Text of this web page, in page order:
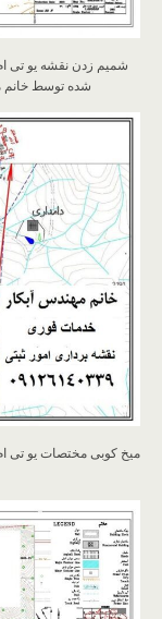
شمیم زدن نقشه یو تی ام
شده توسط خانم
میخ کوبی مختصات یو تی